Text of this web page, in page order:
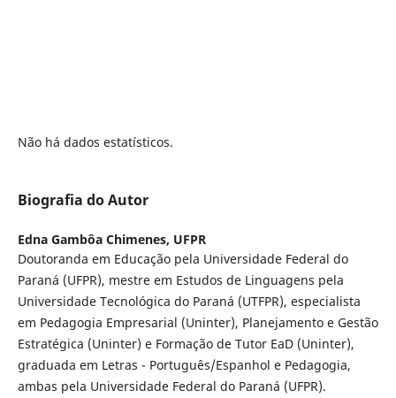
Não há dados estatísticos.
Biografia do Autor
Edna Gambôa Chimenes, UFPR
Doutoranda em Educação pela Universidade Federal do
Paraná (UFPR), mestre em Estudos de Linguagens pela
Universidade Tecnológica do Paraná (UTFPR), especialista
em Pedagogia Empresarial (Uninter), Planejamento e Gestão
Estratégica (Uninter) e Formação de Tutor EaD (Uninter),
graduada em Letras - Português/Espanhol e Pedagogia,
ambas pela Universidade Federal do Paraná (UFPR).